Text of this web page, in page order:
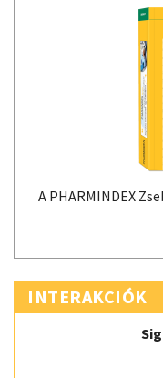
A PHARMINDEX
INTERAKCIÓK